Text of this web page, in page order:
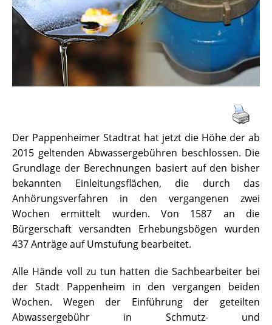
Der Pappenheimer Stadtrat hat jetzt die Höhe der ab
2015 geltenden Abwassergebühren beschlossen. Die
Grundlage der Berechnungen basiert auf den bisher
bekannten Einleitungsflächen, die durch das
Anhörungsverfahren in den vergangenen zwei
Wochen ermittelt wurden. Von 1587 an die
Bürgerschaft versandten Erhebungsbögen wurden
437 Anträge auf Umstufung bearbeitet.
Alle Hände voll zu tun hatten die Sachbearbeiter bei
der Stadt Pappenheim in den vergangen beiden
Wochen. Wegen der Einführung der geteilten
Abwassergebühr in Schmutz- und